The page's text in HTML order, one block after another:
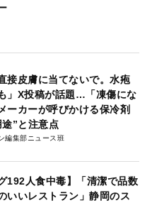
接皮膚に当てないで。水疱
」X投稿が話題…「凍傷にな
ーカーが呼びかける保冷剤
”と注意点
編集部ニュース班
192人食中毒】「清潔で品数
いいレストラン」静岡のス